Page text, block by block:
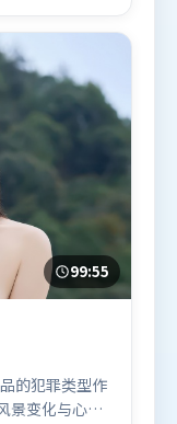
99:55
的犯罪类型作
景变化与心境